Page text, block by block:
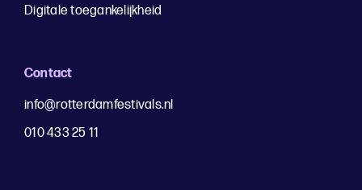
Digitale toegankelijkheid
Contact
info@rotterdamfestivals.nl
010 433 25 11